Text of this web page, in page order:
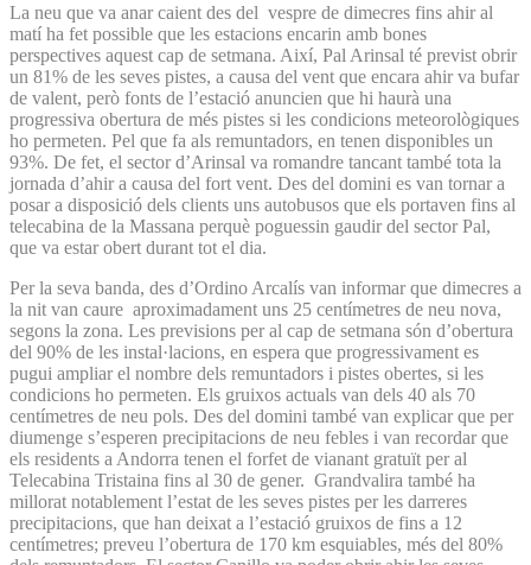
La neu que va anar caient des del vespre de dimecres fins ahir al
matí ha fet possible que les estacions encarin amb bones
perspectives aquest cap de setmana. Així, Pal Arinsal té previst obrir
un 81% de les seves pistes, a causa del vent que encara ahir va bufar
de valent, però fonts de l’estació anuncien que hi haurà una
progressiva obertura de més pistes si les condicions meteorològiques
ho permeten. Pel que fa als remuntadors, en tenen disponibles un
93%. De fet, el sector d’Arinsal va romandre tancant també tota la
jornada d’ahir a causa del fort vent. Des del domini es van tornar a
posar a disposició dels clients uns autobusos que els portaven fins al
telecabina de la Massana perquè poguessin gaudir del sector Pal,
que va estar obert durant tot el dia.
Per la seva banda, des d’Ordino Arcalís van informar que dimecres a
la nit van caure aproximadament uns 25 centímetres de neu nova,
segons la zona. Les previsions per al cap de setmana són d’obertura
del 90% de les instal·lacions, en espera que progressivament es
pugui ampliar el nombre dels remuntadors i pistes obertes, si les
condicions ho permeten. Els gruixos actuals van dels 40 als 70
centímetres de neu pols. Des del domini també van explicar que per
diumenge s’esperen precipitacions de neu febles i van recordar que
els residents a Andorra tenen el forfet de vianant gratuït per al
Telecabina Tristaina fins al 30 de gener. Grandvalira també ha
millorat notablement l’estat de les seves pistes per les darreres
precipitacions, que han deixat a l’estació gruixos de fins a 12
centímetres; preveu l’obertura de 170 km esquiables, més del 80%